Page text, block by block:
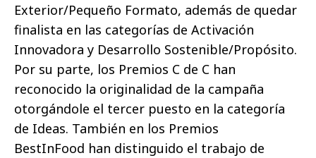
Exterior/Pequeño Formato, además de quedar
finalista en las categorías de Activación
Innovadora y Desarrollo Sostenible/Propósito.
Por su parte, los Premios C de C han
reconocido la originalidad de la campaña
otorgándole el tercer puesto en la categoría
de Ideas. También en los Premios
BestInFood han distinguido el trabajo de